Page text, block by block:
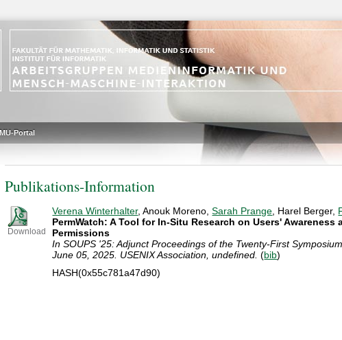
Portal
Publikations-Information
Download
Verena Winterhalter, Anouk Moreno,Sarah Prange, Harel Berger,
PermWatch: A Tool for In-Situ Research on Users'
Permissions
In SOUPS '25: Adjunct Proceedings of the Twenty-First
June 05, 2025. USENIX Association, undefined. (bib)
HASH(0x55c781a47d90)